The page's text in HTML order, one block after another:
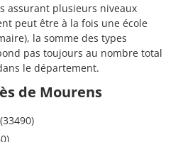
assurant plusieurs niveaux
peut être à la fois une école
la somme des types
pas toujours au nombre total
le département.
de Mourens